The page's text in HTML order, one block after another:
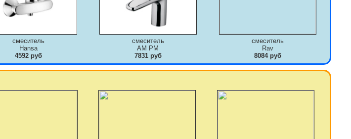
смеситель
Hansa
4592 руб
смеситель
AM PM
7831 руб
смеситель
Rav
8084 руб